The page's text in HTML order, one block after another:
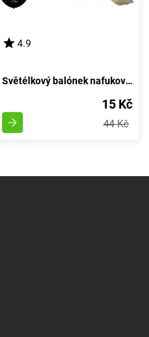
4.9
Světélkový balónek nafukovací 30cm - sestava 6 kousků, svítící za tmy
15 Kč
44 Kč